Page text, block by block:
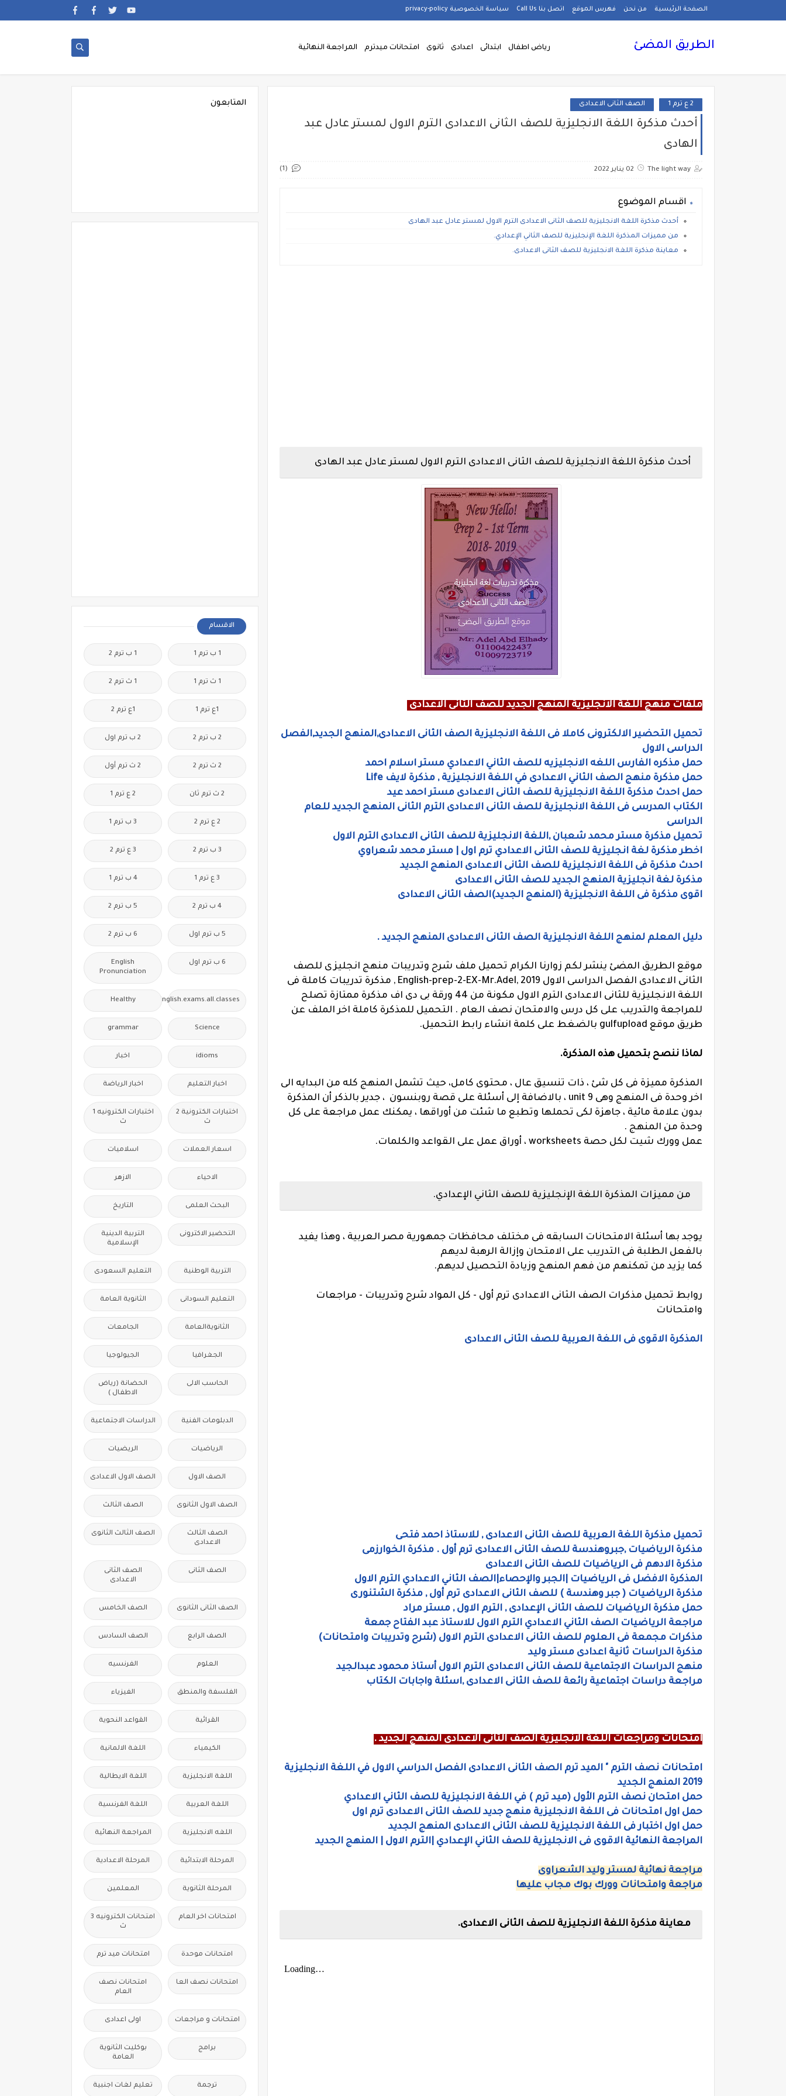
الصفحة الرئيسية من نحن فهرس الموقع اتصل بنا Call Us سياسة الخصوصية privacy-policy
الطريق المضئ رياض اطفال ابتدائى اعدادى ثانوى امتحانات ميدترم المراجعة النهائية
2 ع ترم 1 الصف الثانى الاعدادى
أحدث مذكرة اللغة الانجليزية للصف الثانى الاعدادى الترم الاول لمستر عادل عبد
الهادى
The light way 02 يناير 2022 (1)
اقسام الموضوع
أحدث مذكرة اللغة الانجليزية للصف الثانى الاعدادى الترم الاول لمستر عادل عبد الهادى
من مميزات المذكرة اللغة الإنجليزية للصف الثاني الإعدادي.
معاينة مذكرة اللغة الانجليزية للصف الثانى الاعدادى.
أحدث مذكرة اللغة الانجليزية للصف الثانى الاعدادى الترم الاول لمستر عادل عبد الهادى
ملفات منهج اللغة الانجليزية المنهج الجديد للصف الثانى الاعدادى
تحميل التحضير الالكترونى كاملا فى اللغة الانجليزية الصف الثانى الاعدادى,المنهج الجديد,الفصل
الدراسى الاول
حمل مذكره الفارس اللغه الانجليزيه للصف الثاني الاعدادي مستر اسلام احمد
حمل مذكرة منهج الصف الثاني الاعدادى في اللغة الانجليزية , مذكرة لايف Life
حمل احدث مذكرة اللغة الانجليزية للصف الثانى الاعدادى مستر احمد عيد
الكتاب المدرسى فى اللغة الانجليزية للصف الثانى الاعدادى الترم الثانى المنهج الجديد للعام
الدراسى
تحميل مذكرة مستر محمد شعبان ,اللغة الانجليزية للصف الثانى الاعدادى الترم الاول
اخطر مذكرة لغة انجليزية للصف الثانى الاعدادي ترم اول | مستر محمد شعراوي
احدث مذكرة فى اللغة الانجليزية للصف الثانى الاعدادى المنهج الجديد
مذكرة لغة انجليزية المنهج الجديد للصف الثانى الاعدادى
اقوى مذكرة فى اللغة الانجليزية (المنهج الجديد)الصف الثانى الاعدادى
دليل المعلم لمنهج اللغة الانجليزية الصف الثانى الاعدادى المنهج الجديد .
موقع الطريق المضئ ينشر لكم زوارنا الكرام تحميل ملف شرح وتدريبات منهج انجليزى للصف
الثانى الاعدادى الفصل الدراسى الاول 2019 ,English-prep-2-EX-Mr.Adel , مذكرة تدريبات كاملة فى
اللغة الانجليزية للثانى الاعدادى الترم الاول مكونة من 44 ورقة بى دى اف مذكرة ممتازة تصلح
للمراجعة والتدريب على كل درس والامتحان نصف العام . التحميل للمذكرة كاملة اخر الملف عن
طريق موقع gulfupload بالضغط على كلمة انشاء رابط التحميل.
لماذا ننصح بتحميل هذه المذكرة.
المذكرة مميزة فى كل شئ ، ذات تنسيق عال ، محتوى كامل، حيث تشمل المنهج كله من البدايه الى
اخر وحدة فى المنهج وهى unit 9 ، بالاضافة إلى أسئلة على قصة روبنسون ، جدير بالذكر أن المذكرة
بدون علامة مائية ، جاهزة لكى تحملها وتطبع ما شئت من أوراقها ، يمكنك عمل مراجعة على كل
وحدة من المنهج .
عمل وورك شيت لكل حصة worksheets ، أوراق عمل على القواعد والكلمات.
من مميزات المذكرة اللغة الإنجليزية للصف الثاني الإعدادي.
يوجد بها أسئلة الامتحانات السابقه فى مختلف محافظات جمهورية مصر العربية ، وهذا يفيد
بالفعل الطلبة فى التدريب على الامتحان وإزالة الرهبة لديهم
كما يزيد من تمكنهم من فهم المنهج وزيادة التحصيل لديهم.
روابط تحميل مذكرات الصف الثانى الاعدادى ترم أول - كل المواد شرح وتدريبات - مراجعات
وامتحانات
المذكرة الاقوى فى اللغة العربية للصف الثانى الاعدادى
تحميل مذكرة اللغة العربية للصف الثانى الاعدادى , للاستاذ احمد فتحى
مذكرة الرياضيات ,جبروهندسة للصف الثانى الاعدادى ترم أول . مذكرة الخوارزمى
مذكرة الادهم فى الرياضيات للصف الثانى الاعدادى
المذكرة الافضل فى الرياضيات |الجبر والإحصاء|الصف الثاني الاعدادي الترم الاول
مذكرة الرياضيات ( جبر وهندسة ) للصف الثانى الاعدادى ترم أول , مذكرة الشتنورى
حمل مذكرة الرياضيات للصف الثانى الإعدادى , الترم الاول , مستر مراد
مراجعة الرياضيات الصف الثاني الاعدادي الترم الاول للاستاذ عبد الفتاح جمعة
مذكرات مجمعة فى العلوم للصف الثانى الاعدادى الترم الاول (شرح وتدريبات وامتحانات)
مذكرة الدراسات ثانية اعدادى مستر وليد
منهج الدراسات الاجتماعية للصف الثانى الاعدادى الترم الاول أستاذ محمود عبدالجيد
مراجعة دراسات اجتماعية رائعة للصف الثانى الاعدادى ,اسئلة واجابات الكتاب
امتحانات ومراجعات اللغة الانجليزية الصف الثانى الاعدادى المنهج الجديد .
امتحانات نصف الترم " الميد ترم الصف الثانى الاعدادى الفصل الدراسي الاول في اللغة الانجليزية
2019 المنهج الجديد
حمل امتحان نصف الترم الأول (ميد ترم ) في اللغة الانجليزية للصف الثاني الاعدادي
حمل اول امتحانات فى اللغة الانجليزية منهج جديد للصف الثانى الاعدادى ترم اول
حمل اول اختبار فى اللغة الانجليزية للصف الثانى الاعدادى المنهج الجديد
المراجعة النهائية الاقوى فى الانجليزية للصف الثاني الإعدادي |الترم الاول | المنهج الجديد
مراجعة نهائية لمستر وليد الشعراوى
مراجعة وامتحانات وورك بوك مجاب عليها
معاينة مذكرة اللغة الانجليزية للصف الثانى الاعدادى.
المتابعون
الاقسام
1 ب ترم 1 1 ب ترم 2
1 ث ترم 1 1 ث ترم 2
1ع ترم 1 1ع ترم 2
2 ب ترم 2 2 ب ترم اول
2 ث ترم 2 2 ث ترم أول
2 ث ترم ثان 2 ع ترم 1
2 ع ترم 2 3 ب ترم 1
3 ب ترم 2 3 ع ترم 2
3 ع ترم 1 4 ب ترم 1
4 ب ترم 2 5 ب ترم 2
5 ب ترم اول 6 ب ترم 2
6 ب ترم اول
English
Pronunciation
Free.English.exams.all.classes
Healthy
Science
grammar
idioms اخبار
اخبار التعليم اخبار الرياضة
اختبارات الكترونية 2
ث
اختبارات الكترونيه 1
ث
اسعار العملات اسلاميات
الاحياء الازهر
البحث العلمى التاريخ
التحضير الاكترونى
التربية الدينية
الإسلامية
التربية الوطنية التعليم السعودى
التعليم السودانى الثانوية العامة
الثانويةالعامة الجامعات
الجغرافيا الجيولوجيا
الحاسب الالى
الحضانة (رياض
الاطفال )
الدبلومات الفنية الدراسات الاجتماعية
الرياضيات الريضيات
الصف الاول الصف الاول الاعدادى
الصف الاول الثانوى الصف الثالث
الصف الثالث
الاعدادى
الصف الثالث الثانوى
الصف الثانى
الصف الثانى
الاعدادى
الصف الثانى الثانوى الصف الخامس
الصف الرابع الصف السادس
العلوم الفرنسيه
الفلسفة والمنطق الفيزياء
القرائية القواعد النحوية
الكيمياء اللغة الالمانية
اللغة الانجليزية اللغة الايطالية
اللغة العربية اللغة الفرنسية
اللغه الانجليزية المراجعة النهائية
المرحلة الابتدائية المرحلة الاعدادية
المرحلة الثانوية المعلمين
امتحانات اخر العام
امتحانات الكترونيه 3
ث
امتحانات موحدة امتحانات ميد ترم
امتحانات نصف العا
امتحانات نصف
العام
امتحانات و مراجعات اولى اعدادى
برامج
بوكليت الثانوية
العامة
ترجمة تعليم لغات اجنبية